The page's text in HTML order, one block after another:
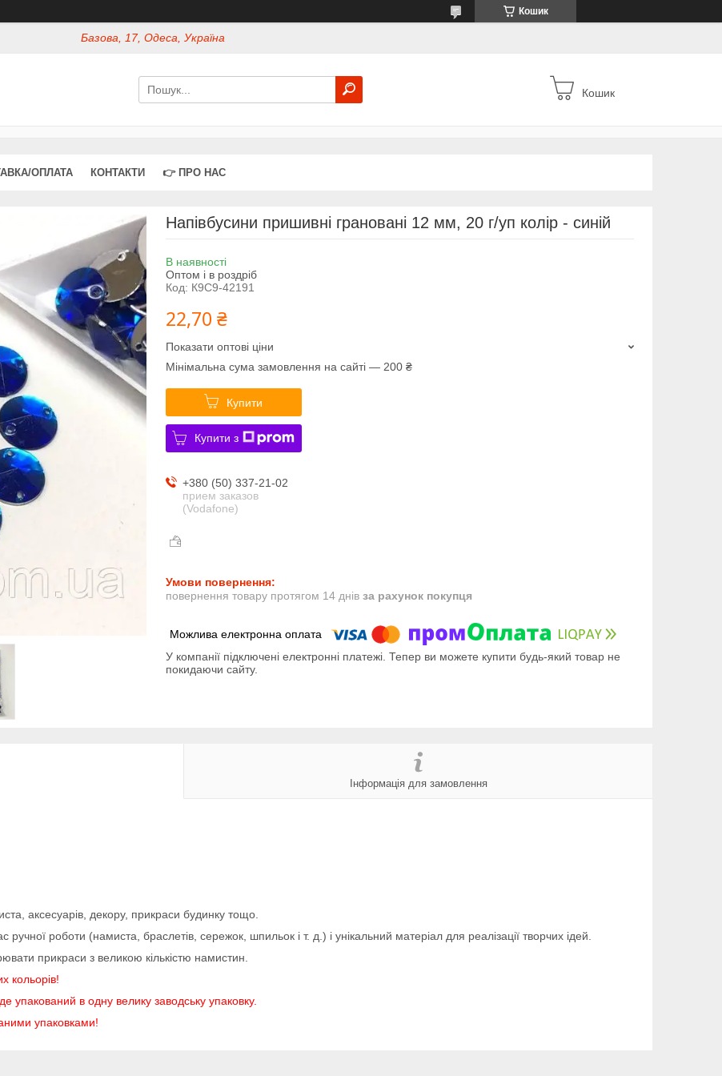
Кошик
Базова, 17, Одеса, Україна
Кошик
ОПЛАТА КОНТАКТИ 👉 ПРО НАС
Напівбусини пришивні грановані 12 мм, 20 г/уп колір - синій
В наявності
Оптом і в роздріб
Код: К9С9-42191
22,70 ₴
Показати оптові ціни
Мінімальна сума замовлення на сайті — 200 ₴
Купити
Купити з
+380 (50) 337-21-02
прием заказов
(Vodafone)
повернення товару протягом 14 днів за рахунок покупця
У компанії підключені електронні платежі. Тепер ви можете купити будь-який товар не
покидаючи сайту.
Інформація для замовлення
аксесуарів, декору, прикраси будинку тощо.
роботи (намиста, браслетів, сережок, шпильок і т. д.) і унікальний матеріал для реалізації творчих ідей.
прикраси з великою кількістю намистин.
кольорів!
в одну велику заводську упаковку.
упаковками!